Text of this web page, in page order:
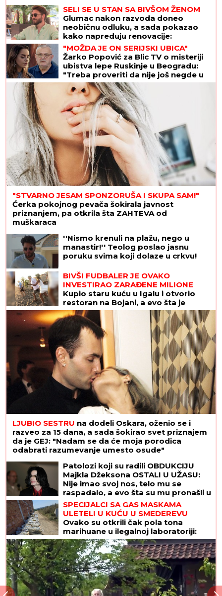
SELI SE U STAN SA BIVŠOM ŽENOM
Glumac nakon razvoda doneo
neobičnu odluku, a sada pokazao
kako napreduju renovacije:
"Nadgledanje"
"MOŽDA JE ON SERIJSKI UBICA"
Žarko Popović za Blic TV o misteriji
ubistva lepe Ruskinje u Beogradu:
"Treba proveriti da nije još negde u
Srbiji napravio neko ZLO"
"STVARNO JESAM SPONZORUŠA I SKUPA SAM!"
Ćerka pokojnog pevača šokirala javnost
priznanjem, pa otkrila šta ZAHTEVA od
muškaraca
''Nismo krenuli na plažu, nego u
manastir!'' Teolog poslao jasnu
poruku svima koji dolaze u crkvu!
BIVŠI FUDBALER JE OVAKO
INVESTIRAO ZARAĐENE MILIONE
Kupio staru kuću u Igalu i otvorio
restoran na Bojani, a evo šta je
pripalo bivšoj supruzi posle razvoda
LJUBIO SESTRU na dodeli Oskara, oženio se i
razveo za 15 dana, a sada šokirao svet priznajem
da je GEJ: "Nadam se da će moja porodica
odabrati razumevanje umesto osude"
Patolozi koji su radili OBDUKCIJU
Majkla Džeksona OSTALI U UŽASU:
Nije imao svoj nos, telo mu se
raspadalo, a evo šta su mu pronašli u
želucu
SPECIJALCI SA GAS MASKAMA
ULETELI U KUĆU U SMEDEREVU
Ovako su otkrili čak pola tona
marihuane u ilegalnoj laboratoriji:
Uhapšeno 6 osoba (FOTO, VIDEO)